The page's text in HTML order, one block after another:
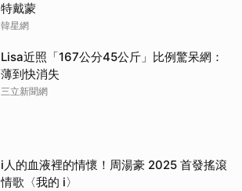
特戴蒙
韓星網
Lisa近照「167公分45公斤」比例驚呆網：
薄到快消失
三立新聞網
i人的血液裡的情懷！周湯豪 2025 首發搖滾
情歌〈我的 i〉